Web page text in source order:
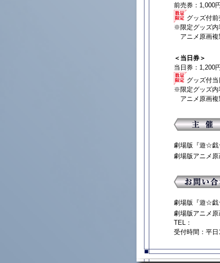
前売券：1,000
グッズ付
※限定グッズ
アニメ原画複
＜当日券＞
当日券：1,200
グッズ付
※限定グッズ
アニメ原画複
劇場版『遊☆戯
劇場版アニメ
劇場版『遊☆戯
劇場版アニメ
TEL：
受付時間：平